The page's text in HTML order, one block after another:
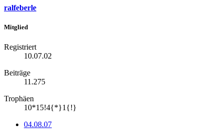
ralfeberle
Mitglied
Registriert
10.07.02
Beiträge
11.275
Trophäen
10*15!4{*}1{!}
04.08.07